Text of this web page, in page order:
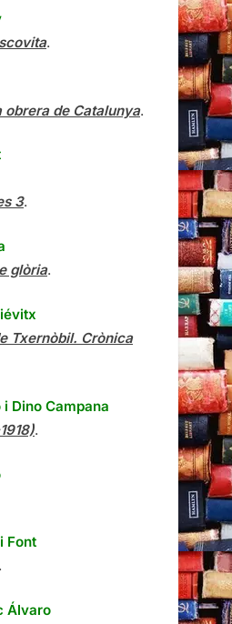
.
obrera de Catalunya.
3.
glòria.
Txernòbil. Crònica
i Dino Campana
.
Font
Álvaro